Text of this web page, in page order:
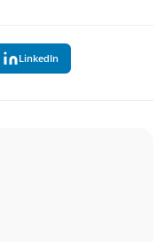
LinkedIn